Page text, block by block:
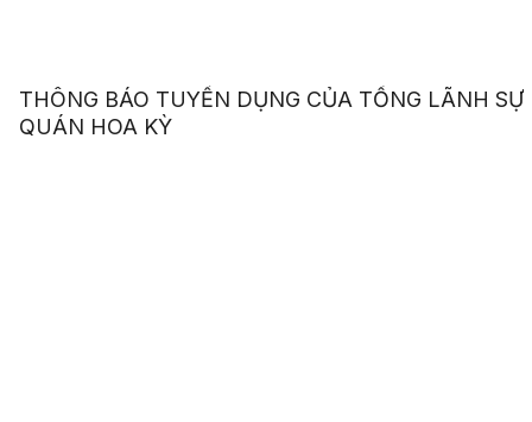
THÔNG BÁO TUYỂN DỤNG CỦA TỔNG LÃNH SỰ
QUÁN HOA KỲ